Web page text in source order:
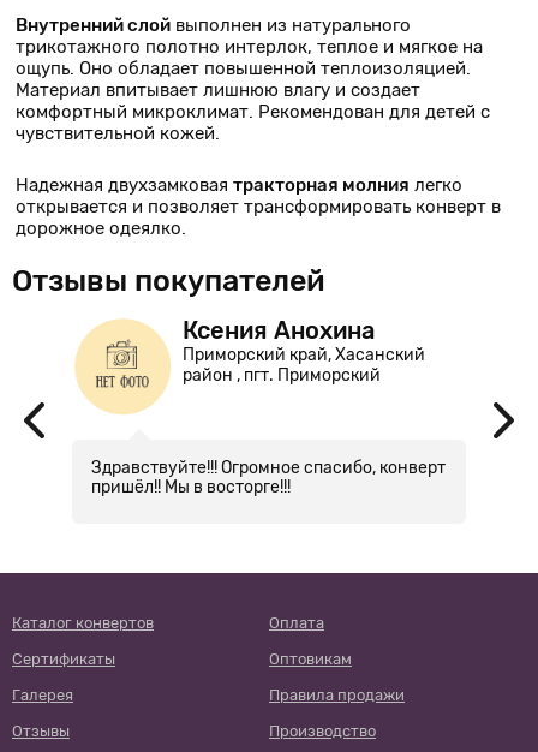
Внутренний слой выполнен из натурального
трикотажного полотно интерлок, теплое и мягкое на
ощупь. Оно обладает повышенной теплоизоляцией.
Материал впитывает лишнюю влагу и создает
комфортный микроклимат. Рекомендован для детей с
чувствительной кожей.
Надежная двухзамковая тракторная молния легко
открывается и позволяет трансформировать конверт в
дорожное одеялко.
Отзывы покупателей
Ксения Анохина
Приморский край, Хасанский
район , пгт. Приморский
Здравствуйте!!! Огромное спасибо, конверт
пришёл!! Мы в восторге!!!
Каталог конвертов
Оплата
Сертификаты
Оптовикам
Галерея
Правила продажи
Отзывы
Производство